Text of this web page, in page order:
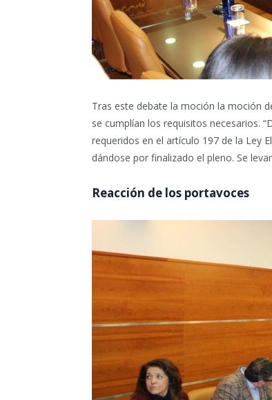
Tras este debate la moción la moción
se cumplían los requisitos necesarios.
requeridos en el artículo 197 de la Ley
dándose por finalizado el pleno. Se
Reacción de los portavoces